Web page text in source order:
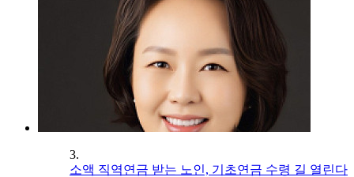
3.
소액 직역연금 받는 노인, 기초연금 수령 길 열린다